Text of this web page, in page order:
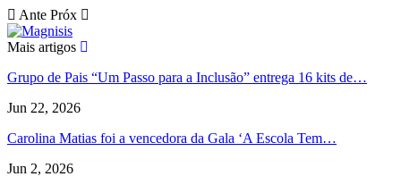
Ante Próx
Mais artigos
Grupo de Pais “Um Passo para a Inclusão” entrega 16 kits de…
Jun 22, 2026
Carolina Matias foi a vencedora da Gala ‘A Escola Tem…
Jun 2, 2026